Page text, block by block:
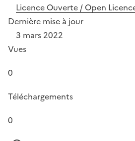
Licence Ouverte / Open
Dernière mise à jour
3 mars 2022
Vues
0
Téléchargements
0